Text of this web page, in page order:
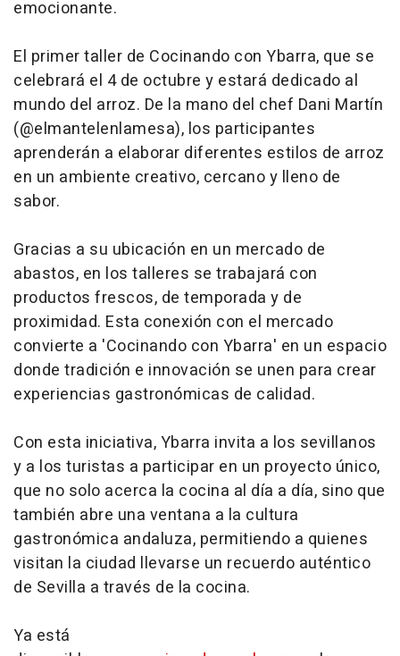
emocionante.
El primer taller de Cocinando con Ybarra, que se
celebrará el 4 de octubre y estará dedicado al
mundo del arroz. De la mano del chef Dani Martín
(@elmantelenlamesa), los participantes
aprenderán a elaborar diferentes estilos de arroz
en un ambiente creativo, cercano y lleno de
sabor.
Gracias a su ubicación en un mercado de
abastos, en los talleres se trabajará con
productos frescos, de temporada y de
proximidad. Esta conexión con el mercado
convierte a 'Cocinando con Ybarra' en un espacio
donde tradición e innovación se unen para crear
experiencias gastronómicas de calidad.
Con esta iniciativa, Ybarra invita a los sevillanos
y a los turistas a participar en un proyecto único,
que no solo acerca la cocina al día a día, sino que
también abre una ventana a la cultura
gastronómica andaluza, permitiendo a quienes
visitan la ciudad llevarse un recuerdo auténtico
de Sevilla a través de la cocina.
Ya está